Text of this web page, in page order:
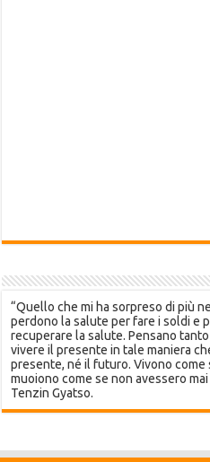
“Quello che mi ha sorpreso di più
perdono la salute per fare i soldi e
recuperare la salute. Pensano
vivere il presente in tale maniera
presente, né il futuro. Vivono come
muoiono come se non avessero
Tenzin Gyatso.